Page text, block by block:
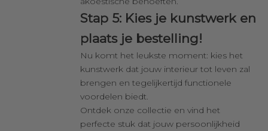
Stap 5: Kies je kunstwerk en
plaats je bestelling!
Nu komt het leukste moment: kies het
kunstwerk dat jouw interieur tot leven zal
brengen en tegelijkertijd functionele
voordelen biedt.
Ontdek onze collectie en vind het
perfecte stuk dat jouw persoonlijkheid